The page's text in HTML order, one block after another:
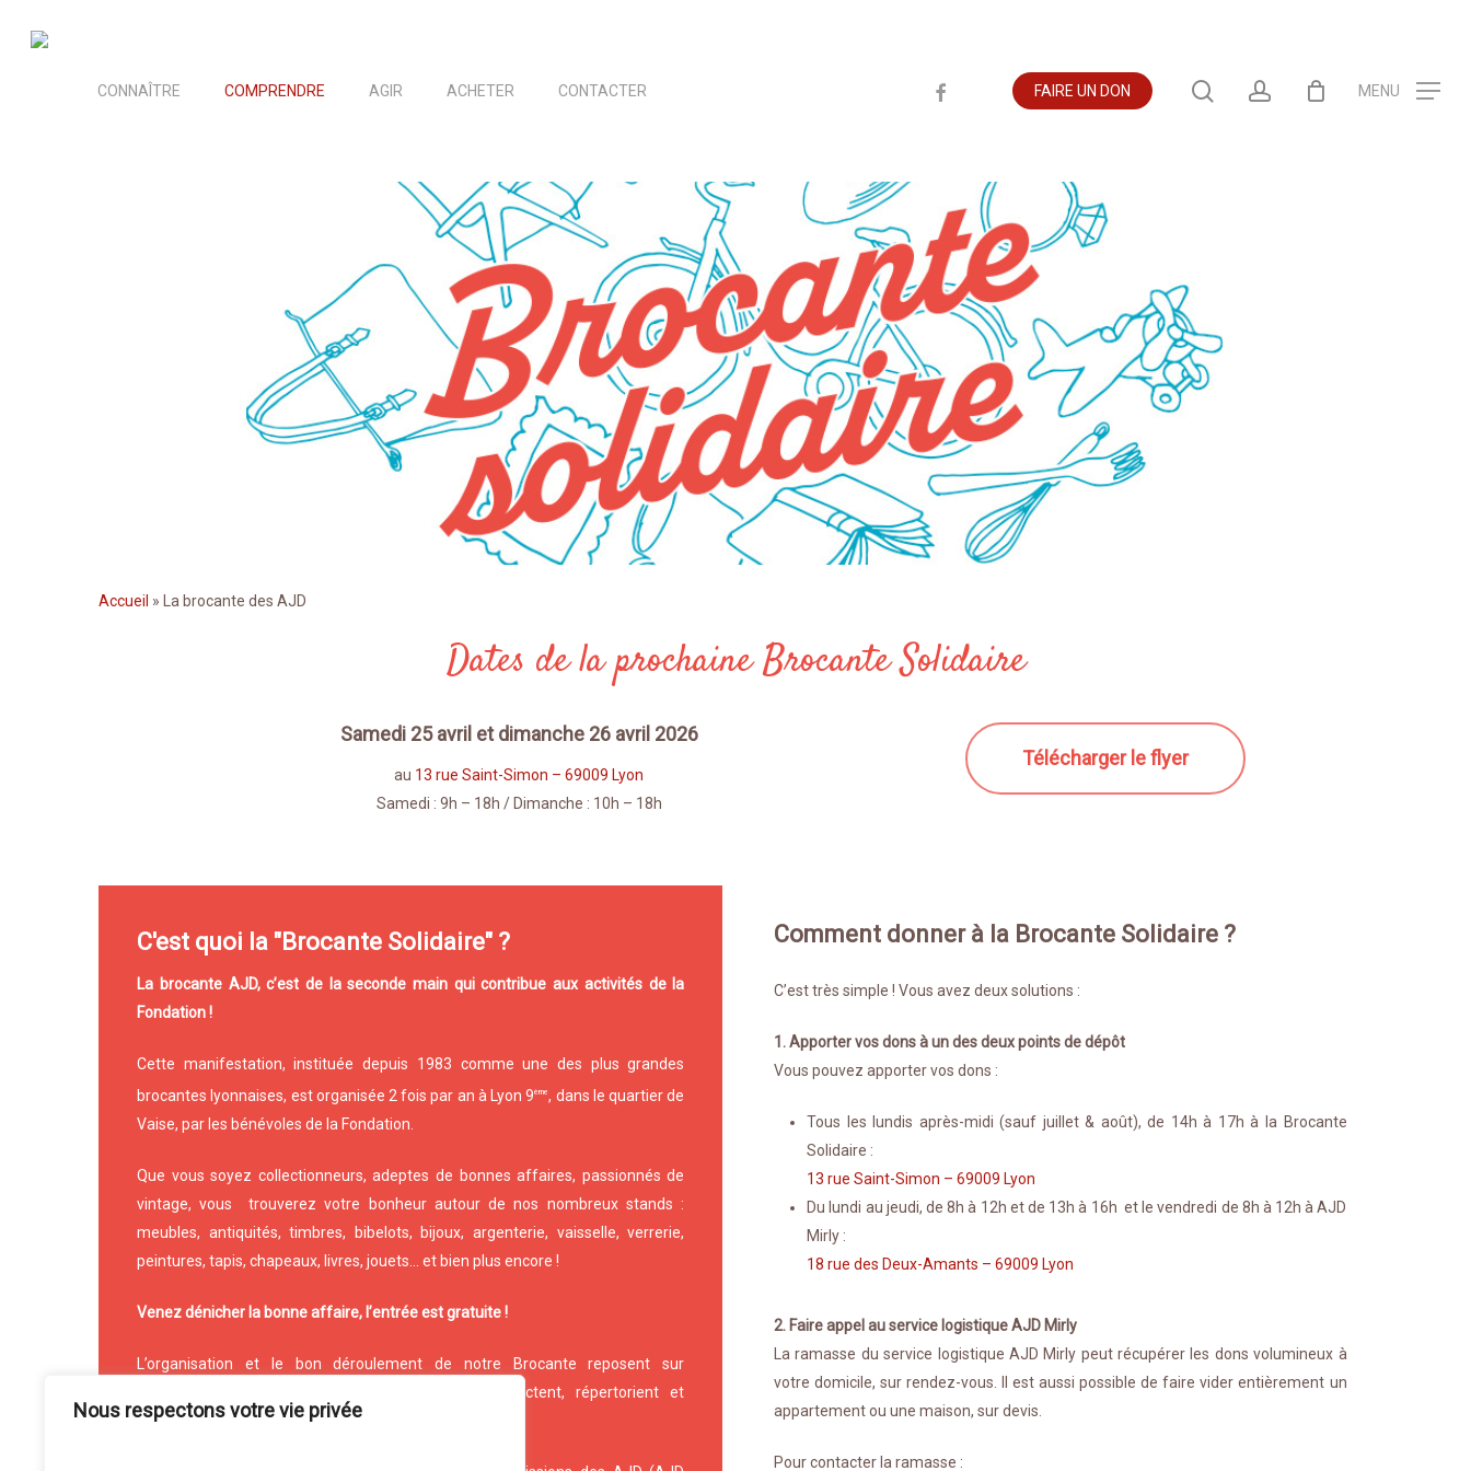
Nous respectons votre vie privée
CONNAÎTRE COMPRENDRE AGIR ACHETER CONTACTER FAIRE UN DON searchaccount MENU
FACEBOOK
Accueil » La brocante des AJD
Dates de la prochaine Brocante Solidaire
Samedi 25 avril et dimanche 26 avril 2026
au 13 rue Saint-Simon – 69009 Lyon
Samedi : 9h – 18h / Dimanche : 10h – 18h
Télécharger le flyer
C'est quoi la "Brocante Solidaire" ?
La brocante AJD, c’est de la seconde main qui contribue aux activités de la
Fondation !
Cette manifestation, instituée depuis 1983 comme une des plus grandes
brocantes lyonnaises, est organisée 2 fois par an à Lyon 9ème, dans le quartier de
Vaise, par les bénévoles de la Fondation.
Que vous soyez collectionneurs, adeptes de bonnes affaires, passionnés de
vintage, vous trouverez votre bonheur autour de nos nombreux stands :
meubles, antiquités, timbres, bibelots, bijoux, argenterie, vaisselle, verrerie,
peintures, tapis, chapeaux, livres, jouets… et bien plus encore !
Venez dénicher la bonne affaire, l’entrée est gratuite !
L’organisation et le bon déroulement de notre Brocante reposent sur
l’engagement de centaines de bénévoles qui collectent, répertorient et
restaurent meubles et objets.
Comment donner à la Brocante Solidaire ?
C’est très simple ! Vous avez deux solutions :
1. Apporter vos dons à un des deux points de dépôt
Vous pouvez apporter vos dons :
Tous les lundis après-midi (sauf juillet & août), de 14h à 17h à la Brocante
Solidaire :
13 rue Saint-Simon – 69009 Lyon
Du lundi au jeudi, de 8h à 12h et de 13h à 16h et le vendredi de 8h à 12h à AJD
Mirly :
18 rue des Deux-Amants – 69009 Lyon
2. Faire appel au service logistique AJD Mirly
La ramasse du service logistique AJD Mirly peut récupérer les dons volumineux à
votre domicile, sur rendez-vous. Il est aussi possible de faire vider entièrement un
appartement ou une maison, sur devis.
Pour contacter la ramasse :